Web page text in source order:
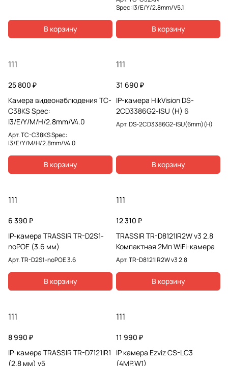
В корзину
Spec:I3/E/Y/2.8mm/V5.1
В корзину
111
25 800 ₽
Камера видеонаблюдения TC-
C38KS Spec:
I3/E/Y/M/H/2.8mm/V4.0
Арт.TC-C38KS Spec:
I3/E/Y/M/H/2.8mm/V4.0
В корзину
111
31 690 ₽
IP-камера HikVision DS-
2CD3386G2-ISU (H) 6
Арт.DS-2CD3386G2-ISU(6mm)(H)
В корзину
111
6 390 ₽
IP-камера TRASSIR TR-D2S1-
noPOE (3.6 мм)
Арт.TR-D2S1-noPOE 3.6
В корзину
111
12 310 ₽
TRASSIR TR-D8121IR2W v3 2.8
Компактная 2Мп WiFi-камера
Арт.TR-D8121IR2W v3 2.8
В корзину
111
8 990 ₽
IP-камера TRASSIR TR-D7121IR1
(2.8 мм) v5
111
11 990 ₽
IP камера Ezviz CS-LC3
(4MP,W1)